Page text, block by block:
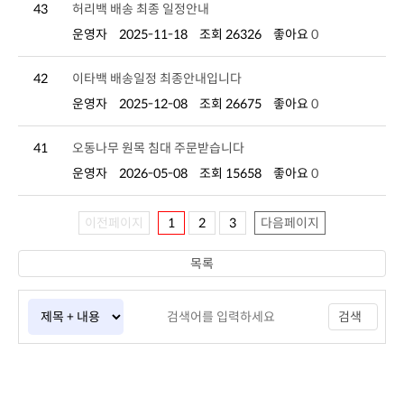
43
허리백 배송 최종 일정안내
운영자
2025-11-18 조회 26326 좋아요 0
42
이타백 배송일정 최종안내입니다
운영자
2025-12-08 조회 26675 좋아요 0
41
오동나무 원목 침대 주문받습니다
운영자
2026-05-08 조회 15658 좋아요 0
이전페이지 1 2 3 다음페이지
검색
목록